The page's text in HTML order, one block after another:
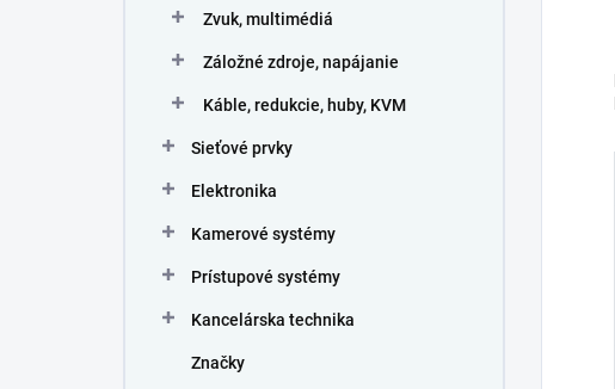
Zvuk, multimédiá
Záložné zdroje, napájanie
Káble, redukcie, huby, KVM
Sieťové prvky
Elektronika
Kamerové systémy
Prístupové systémy
Kancelárska technika
Značky